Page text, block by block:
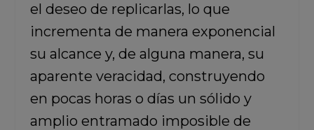
el deseo de replicarlas, lo que
incrementa de manera exponencial
su alcance y, de alguna manera, su
aparente veracidad, construyendo
en pocas horas o días un sólido y
amplio entramado imposible de